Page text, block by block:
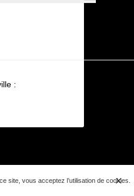
:
site, vous acceptez l’utilisation de cookies.
×